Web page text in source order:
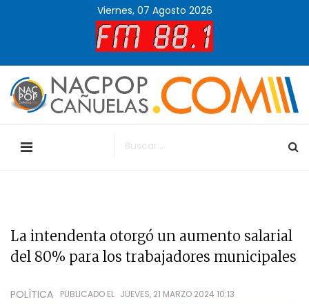
Viernes, 07 Agosto 2026
La intendenta otorgó un aumento salarial
del 80% para los trabajadores municipales
POLÍTICA PUBLICADO EL JUEVES, 21 MARZO 2024 10:13